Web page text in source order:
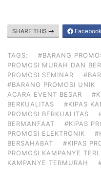
SHARE THIS Facebook
TAGS: #BARANG
PROMOSI MURAH DAN
PROMOSI SEMINAR
#BARANG PROMOSI UNIK
ACARA EVENT BESAR
BERKUALITAS
#KIPAS
PROMOSI BERKUALITAS
BERMANFAAT
#KIPAS
PROMOSI ELEKTRONIK
BERSAHABAT
#KIPAS
PROMOSI KAMPANYE
KAMPANYE TERMURAH